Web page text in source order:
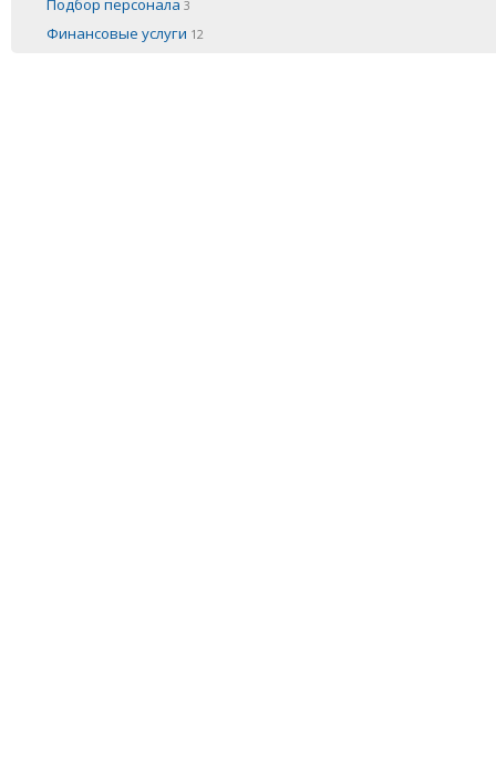
Подбор персонала 3
Финансовые услуги 12